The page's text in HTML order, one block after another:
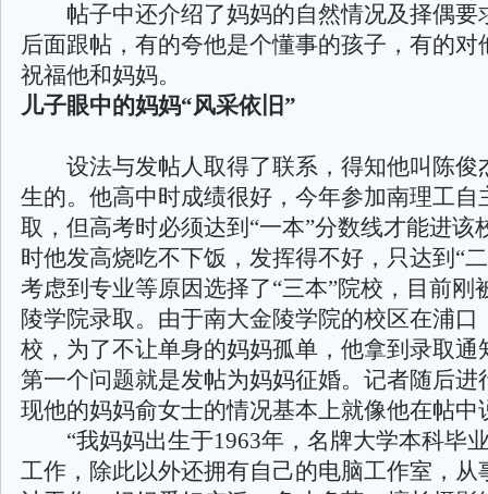
帖子中还介绍了妈妈的自然情况及择偶要
后面跟帖，有的夸他是个懂事的孩子，有的对
祝福他和妈妈。
儿子眼中的妈妈“风采依旧”
设法与发帖人取得了联系，得知他叫陈俊
生的。他高中时成绩很好，今年参加南理工自
取，但高考时必须达到“一本”分数线才能进该
时他发高烧吃不下饭，发挥得不好，只达到“
考虑到专业等原因选择了“三本”院校，目前刚
陵学院录取。由于南大金陵学院的校区在浦口
校，为了不让单身的妈妈孤单，他拿到录取通
第一个问题就是发帖为妈妈征婚。记者随后进
现他的妈妈俞女士的情况基本上就像他在帖中
“我妈妈出生于1963年，名牌大学本科毕
工作，除此以外还拥有自己的电脑工作室，从